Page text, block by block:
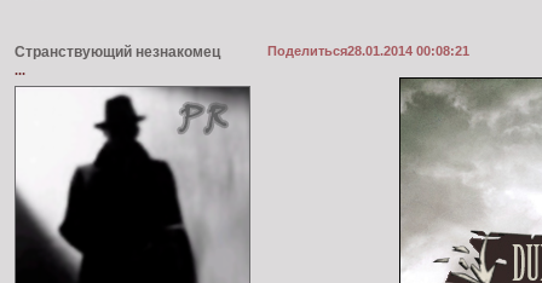
Поделиться28.01.2014 00:08:21
Странствующий незнакомец
...